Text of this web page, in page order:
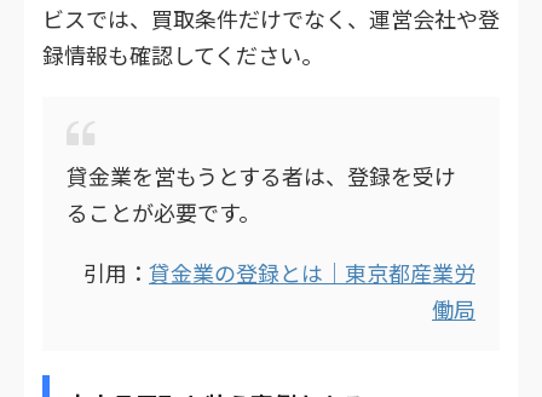
ビスでは、買取条件だけでなく、運営会社や登
録情報も確認してください。
貸金業を営もうとする者は、登録を受け
ることが必要です。
引用： 貸金業の登録とは｜東京都産業労
働局